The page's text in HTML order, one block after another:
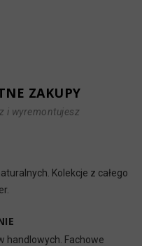
ZAKUPY
i wyremontujesz
Kolekcje z całego
handlowych. Fachowe